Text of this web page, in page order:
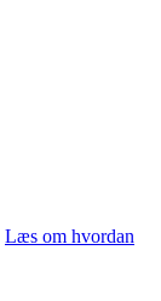
Læs om hvordan